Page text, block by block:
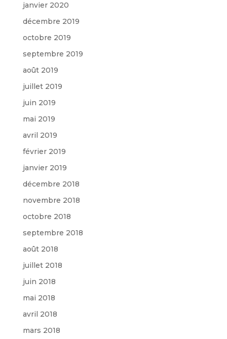
janvier 2020
décembre 2019
octobre 2019
septembre 2019
août 2019
juillet 2019
juin 2019
mai 2019
avril 2019
février 2019
janvier 2019
décembre 2018
novembre 2018
octobre 2018
septembre 2018
août 2018
juillet 2018
juin 2018
mai 2018
avril 2018
mars 2018